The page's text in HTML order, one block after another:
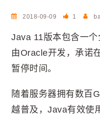
2018-09-09 1
Java 11版本包含一
由Oracle开发，承诺
暂停时间。
随着服务器拥有数百
越普及，Java有效使